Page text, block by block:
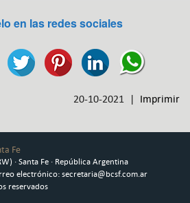
en las redes sociales
20-10-2021 | Imprimir
Fe
· Santa Fe · República Argentina
electrónico: secretaria@bcsf.com.ar
reservados